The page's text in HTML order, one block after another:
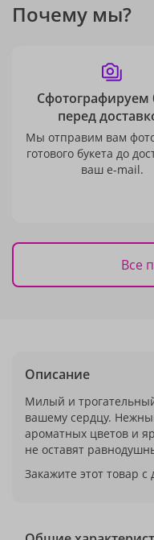
Почему мы?
Сфотографируем
перед
Мы отправим вам
готового букета до
ваш e-mail.
Все
Описание
Милый и
вашему сердцу.
ароматных цветов и
не оставят
Закажите этот товар